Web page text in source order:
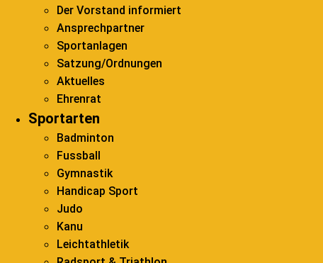
Der Vorstand informiert
Ansprechpartner
Sportanlagen
Satzung/Ordnungen
Aktuelles
Ehrenrat
Sportarten
Badminton
Fussball
Gymnastik
Handicap Sport
Judo
Kanu
Leichtathletik